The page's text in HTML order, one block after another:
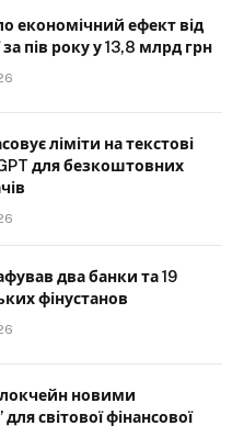
економічний ефект від
за пів року у 13,8 млрд грн
ліміти на текстові
для безкоштовних
два банки та 19
фінустанов
новими
світової фінансової